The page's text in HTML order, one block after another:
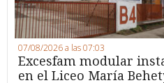
07/08/2026 a las 07:03
Excesfam modular
en el Liceo María